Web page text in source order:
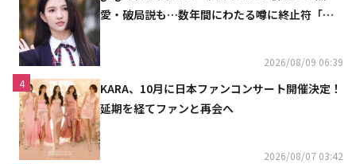
愛・破局説も…数年間にわたる噂に終止符「邪
2026/08/09 06:39
4
KARA、10月に日本ファンコンサート開催決定！
延期を経てファンと再会へ
2026/08/07 03:42